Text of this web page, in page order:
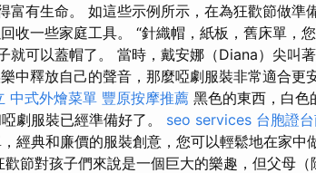
富有生命。 如這些示例所示，在為狂歡節做準
收一些家庭工具。 “針織帽，紙板，舊床單，
就可以蓋帽了。 當時，戴安娜（Diana）尖叫
中釋放自己的聲音，那麼啞劇服裝非常適合更
中式外燴菜單 豐原按摩推薦 黑色的東西，白色
劇服裝已經準備好了。 seo services 台胞證
經典和廉價的服裝創意，您可以輕鬆地在家中
歡節對孩子們來說是一個巨大的樂趣，但父母